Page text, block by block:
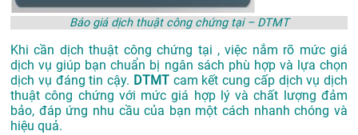
Báo giá dịch thuật công chứng tại – DTMT
Khi cần dịch thuật công chứng tại , việc nắm rõ mức giá
dịch vụ giúp bạn chuẩn bị ngân sách phù hợp và lựa chọn
dịch vụ đáng tin cậy. DTMT cam kết cung cấp dịch vụ dịch
thuật công chứng với mức giá hợp lý và chất lượng đảm
bảo, đáp ứng nhu cầu của bạn một cách nhanh chóng và
hiệu quả.